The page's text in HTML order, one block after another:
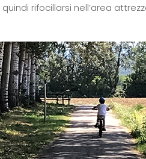
rifocillarsi nell’area